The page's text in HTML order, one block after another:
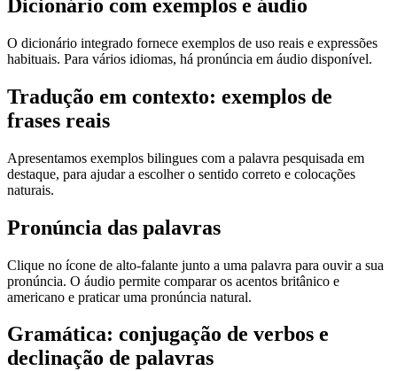
Dicionário com exemplos e áudio
O dicionário integrado fornece exemplos de uso reais e expressões
habituais. Para vários idiomas, há pronúncia em áudio disponível.
Tradução em contexto: exemplos de
frases reais
Apresentamos exemplos bilingues com a palavra pesquisada em
destaque, para ajudar a escolher o sentido correto e colocações
naturais.
Pronúncia das palavras
Clique no ícone de alto-falante junto a uma palavra para ouvir a sua
pronúncia. O áudio permite comparar os acentos britânico e
americano e praticar uma pronúncia natural.
Gramática: conjugação de verbos e
declinação de palavras